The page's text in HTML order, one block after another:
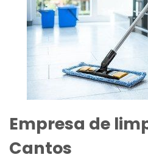
Empresa de
Cantos